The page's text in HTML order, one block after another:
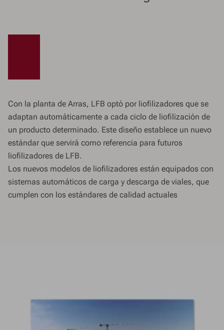
Con la planta de Arras, LFB optó por liofilizadores que se
adaptan automáticamente a cada ciclo de liofilización de
un producto determinado. Este diseño establece un nuevo
estándar que servirá como referencia para futuros
liofilizadores de LFB.
Los nuevos modelos de liofilizadores están equipados con
sistemas automáticos de carga y descarga de viales, que
cumplen con los estándares de calidad actuales